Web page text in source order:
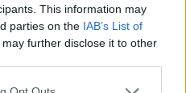
This information may
parties on the IAB’s List of
may further disclose it to other